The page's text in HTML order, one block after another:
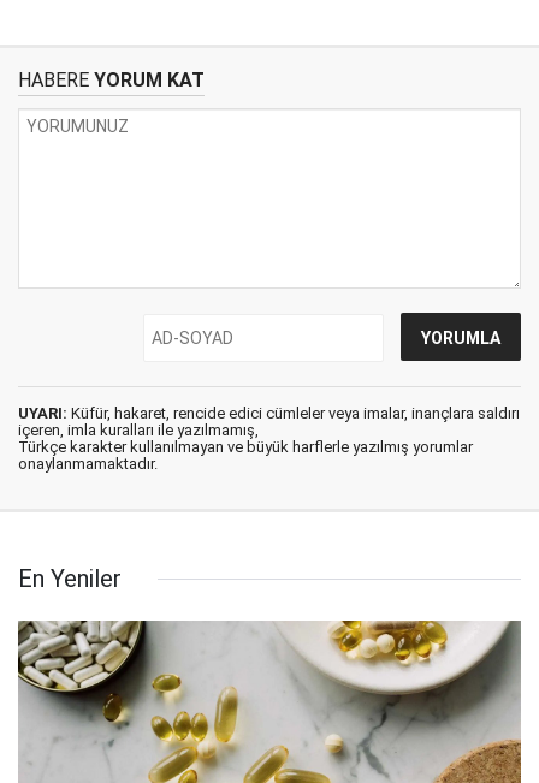
HABERE YORUM KAT
UYARI: Küfür, hakaret, rencide edici cümleler veya imalar, inançlara saldırı
içeren, imla kuralları ile yazılmamış,
Türkçe karakter kullanılmayan ve büyük harflerle yazılmış yorumlar
onaylanmamaktadır.
En Yeniler